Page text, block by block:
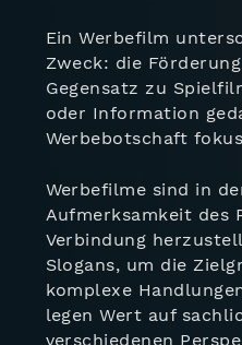
Ein Werbefilm
Zweck: die
Gegensatz zu
oder Information
Werbebotschaft
Werbefilme sind in
Aufmerksamkeit des
Verbindung
Slogans, um die
komplexe
legen Wert auf
verschiedenen